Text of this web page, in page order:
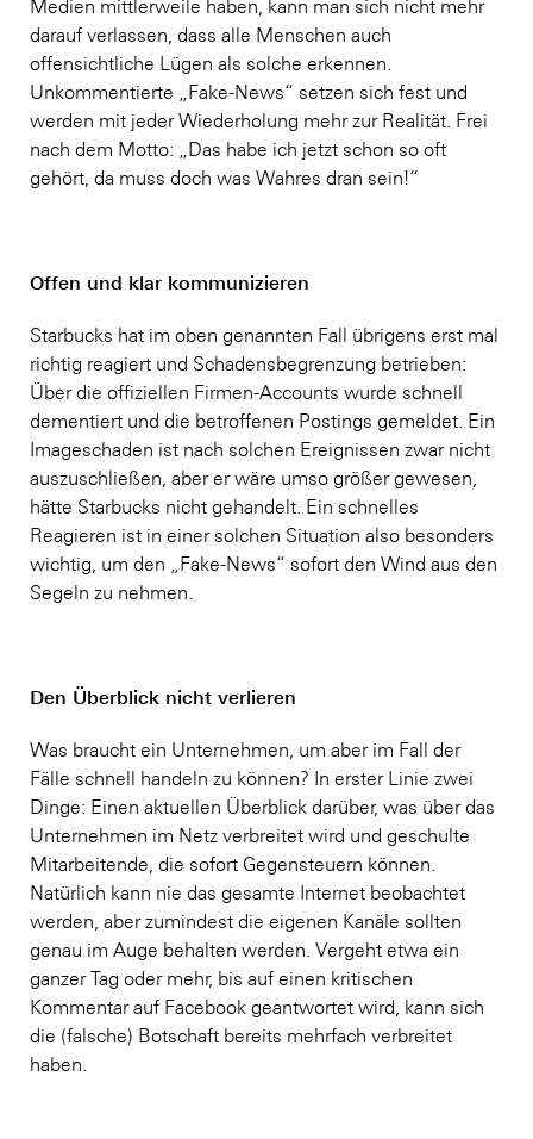
Medien mittlerweile haben, kann man sich nicht mehr
darauf verlassen, dass alle Menschen auch
offensichtliche Lügen als solche erkennen.
Unkommentierte „Fake-News“ setzen sich fest und
werden mit jeder Wiederholung mehr zur Realität. Frei
nach dem Motto: „Das habe ich jetzt schon so oft
gehört, da muss doch was Wahres dran sein!“
Offen und klar kommunizieren
Starbucks hat im oben genannten Fall übrigens erst mal
richtig reagiert und Schadensbegrenzung betrieben:
Über die offiziellen Firmen-Accounts wurde schnell
dementiert und die betroffenen Postings gemeldet. Ein
Imageschaden ist nach solchen Ereignissen zwar nicht
auszuschließen, aber er wäre umso größer gewesen,
hätte Starbucks nicht gehandelt. Ein schnelles
Reagieren ist in einer solchen Situation also besonders
wichtig, um den „Fake-News“ sofort den Wind aus den
Segeln zu nehmen.
Den Überblick nicht verlieren
Was braucht ein Unternehmen, um aber im Fall der
Fälle schnell handeln zu können? In erster Linie zwei
Dinge: Einen aktuellen Überblick darüber, was über das
Unternehmen im Netz verbreitet wird und geschulte
Mitarbeitende, die sofort Gegensteuern können.
Natürlich kann nie das gesamte Internet beobachtet
werden, aber zumindest die eigenen Kanäle sollten
genau im Auge behalten werden. Vergeht etwa ein
ganzer Tag oder mehr, bis auf einen kritischen
Kommentar auf Facebook geantwortet wird, kann sich
die (falsche) Botschaft bereits mehrfach verbreitet
haben.